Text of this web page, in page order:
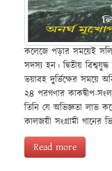
কলেজে পড়ার সময়েই সলিল
সদস্য হন। দ্বিতীয়
ভয়াবহ দুর্ভিক্ষের সময়ে
২৪ পরগণার কাকদ্বীপ-
তিনি যে অভিজ্ঞতা লাভ
কালজয়ী সংগ্রামী গানের
Read more